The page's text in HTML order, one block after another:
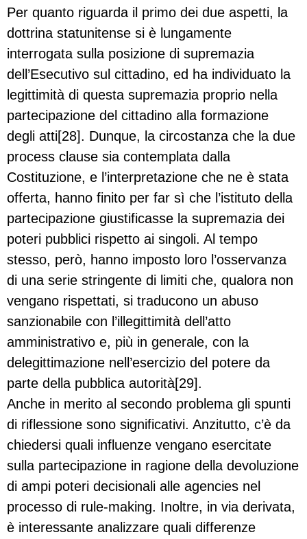
Per quanto riguarda il primo dei due aspetti, la
dottrina statunitense si è lungamente
interrogata sulla posizione di supremazia
dell’Esecutivo sul cittadino, ed ha individuato la
legittimità di questa supremazia proprio nella
partecipazione del cittadino alla formazione
degli atti[28]. Dunque, la circostanza che la due
process clause sia contemplata dalla
Costituzione, e l’interpretazione che ne è stata
offerta, hanno finito per far sì che l’istituto della
partecipazione giustificasse la supremazia dei
poteri pubblici rispetto ai singoli. Al tempo
stesso, però, hanno imposto loro l’osservanza
di una serie stringente di limiti che, qualora non
vengano rispettati, si traducono un abuso
sanzionabile con l’illegittimità dell’atto
amministrativo e, più in generale, con la
delegittimazione nell’esercizio del potere da
parte della pubblica autorità[29].
Anche in merito al secondo problema gli spunti
di riflessione sono significativi. Anzitutto, c’è da
chiedersi quali influenze vengano esercitate
sulla partecipazione in ragione della devoluzione
di ampi poteri decisionali alle agencies nel
processo di rule-making. Inoltre, in via derivata,
è interessante analizzare quali differenze